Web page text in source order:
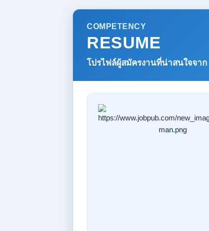
COMPETENCY
RESUME
โปรไฟล์ผู้สมัครงานที่น่าสนใจจาก